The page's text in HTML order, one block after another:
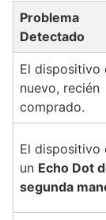
Problema
Detectado
El dispositivo
nuevo, recién
comprado.
El dispositivo
un Echo Dot
segunda